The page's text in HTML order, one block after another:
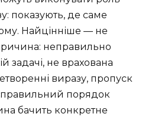
показують, де саме
Найцінніше — не
неправильно
задачі, не врахована
виразу, пропуск
порядок
бачить конкретне